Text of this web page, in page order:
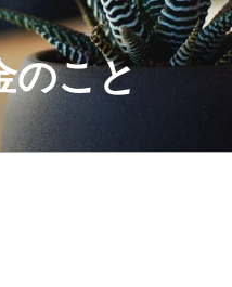
のこと